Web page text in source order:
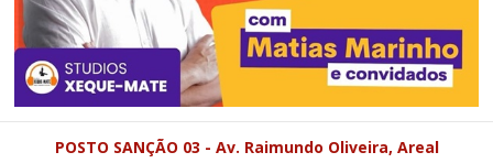
POSTO SANÇÃO 03 - Av. Raimundo Oliveira, Areal